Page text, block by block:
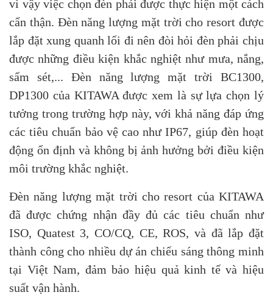
vì vậy việc chọn đèn phải được thực hiện một cách
cẩn thận. Đèn năng lượng mặt trời cho resort được
lắp đặt xung quanh lối đi nên đòi hỏi đèn phải chịu
được những điều kiện khắc nghiệt như mưa, nắng,
sấm sét,... Đèn năng lượng mặt trời BC1300,
DP1300 của KITAWA được xem là sự lựa chọn lý
tưởng trong trường hợp này, với khả năng đáp ứng
các tiêu chuẩn bảo vệ cao như IP67, giúp đèn hoạt
động ổn định và không bị ảnh hưởng bởi điều kiện
môi trường khắc nghiệt.
Đèn năng lượng mặt trời cho resort của KITAWA
đã được chứng nhận đầy đủ các tiêu chuẩn như
ISO, Quatest 3, CO/CQ, CE, ROS, và đã lắp đặt
thành công cho nhiều dự án chiếu sáng thông minh
tại Việt Nam, đảm bảo hiệu quả kinh tế và hiệu
suất vận hành.